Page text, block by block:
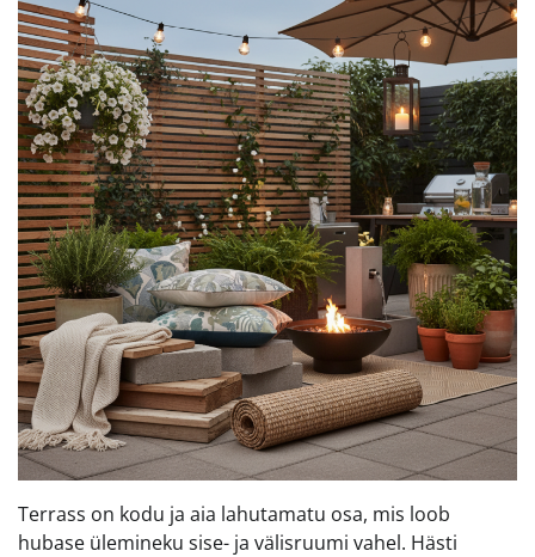
Terrass on kodu ja aia lahutamatu osa, mis loob
hubase ülemineku sise- ja välisruumi vahel. Hästi